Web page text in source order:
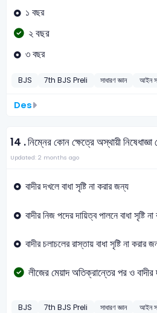
১ বছর
২ বছর
৩ বছর
BJS 7th BJS Preli সাধারণ জ্ঞান আইন
Des
14 .নিম্নের কোন ক্ষেত্রে অস্থায়ী নিষেধাজ্ঞা
Updated: 2 months ago
বাদীর দখলে বাধা সৃষ্টি না করার জন্য
বাদীর নিজ পদের দায়িত্ব পালনে বাধা সৃষ্টি
বাদীর চলাচলের রাস্তায় বাধা সৃষ্টি না করার
লীজের মেয়াদ অতিক্রান্তের পর ও বাদীর
BJS 7th BJS Preli সাধারণ জ্ঞান আইন